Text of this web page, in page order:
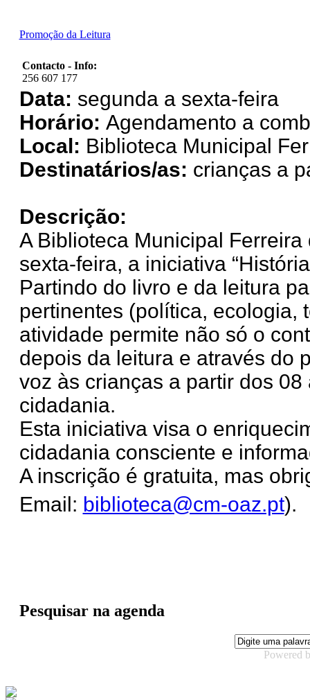
Promoção da Leitura
Contacto - Info:
256 607 177
Data: segunda a sexta-feira
Horário: Agendamento a
Local: Biblioteca Municipal
Destinatários/as: crianças a
Descrição:
A Biblioteca Municipal
sexta-feira, a iniciativa
Partindo do livro e da leitura
pertinentes (política, ecologia,
atividade permite não só o
depois da leitura e através do
voz às crianças a partir dos
cidadania.
Esta iniciativa visa o
cidadania consciente e
A inscrição é gratuita, mas
Email: biblioteca@cm-oaz.pt).
Pesquisar na agenda
Powered